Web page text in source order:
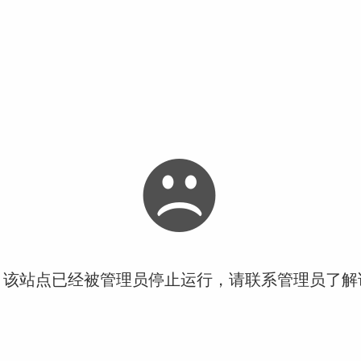
站点已经被管理员停止运行，请联系管理员了